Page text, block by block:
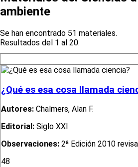
ambiente
Se han encontrado 51 materiales.
Resultados del 1 al 20.
¿Qué es esa cosa llamada
Autores: Chalmers, Alan F.
Editorial: Siglo XXI
Observaciones: 2ª Edición 2010
48